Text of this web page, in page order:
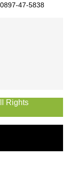
47-5838
Rights